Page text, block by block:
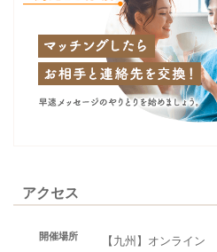
アクセス
開催場所
【九州】オンライン